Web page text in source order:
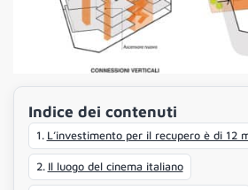
Indice dei contenuti
L’investimento per il recupero è di 12
Il luogo del cinema italiano